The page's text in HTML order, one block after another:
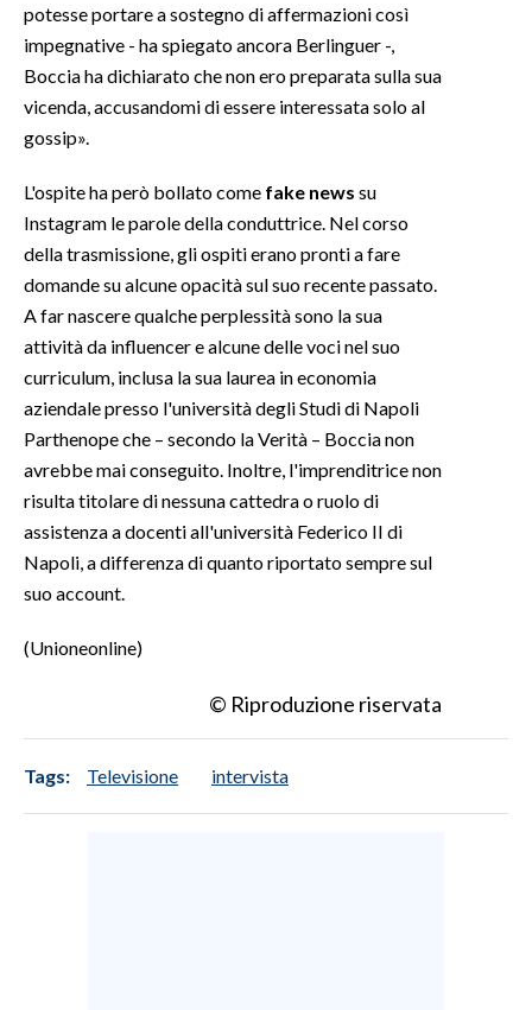
potesse portare a sostegno di affermazioni così
impegnative - ha spiegato ancora Berlinguer -,
Boccia ha dichiarato che non ero preparata sulla sua
vicenda, accusandomi di essere interessata solo al
gossip».
L'ospite ha però bollato come fake news su
Instagram le parole della conduttrice. Nel corso
della trasmissione, gli ospiti erano pronti a fare
domande su alcune opacità sul suo recente passato.
A far nascere qualche perplessità sono la sua
attività da influencer e alcune delle voci nel suo
curriculum, inclusa la sua laurea in economia
aziendale presso l'università degli Studi di Napoli
Parthenope che – secondo la Verità – Boccia non
avrebbe mai conseguito. Inoltre, l'imprenditrice non
risulta titolare di nessuna cattedra o ruolo di
assistenza a docenti all'università Federico II di
Napoli, a differenza di quanto riportato sempre sul
suo account.
(Unioneonline)
© Riproduzione riservata
Tags: Televisione intervista